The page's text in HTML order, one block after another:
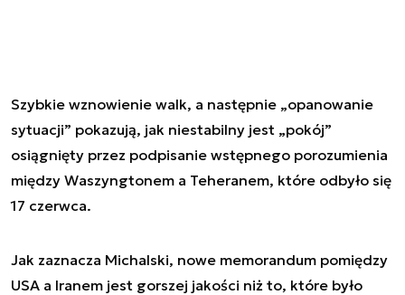
Szybkie wznowienie walk, a następnie „opanowanie
sytuacji” pokazują, jak niestabilny jest „pokój”
osiągnięty przez podpisanie wstępnego porozumienia
między Waszyngtonem a Teheranem, które odbyło się
17 czerwca.
Jak zaznacza Michalski, nowe memorandum pomiędzy
USA a Iranem jest gorszej jakości niż to, które było